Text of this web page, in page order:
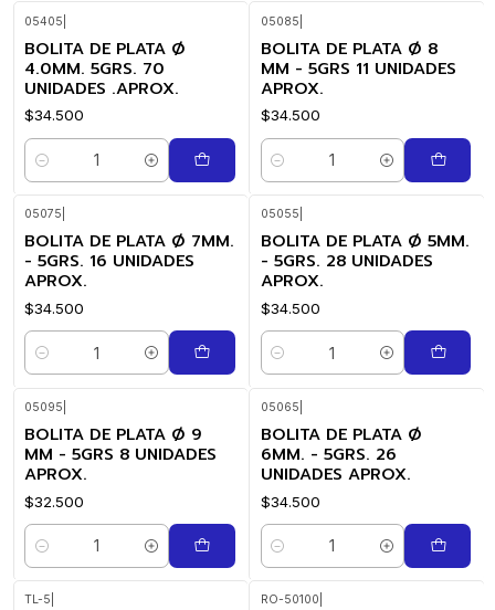
05405
BOLITA DE PLATA Ø
4.0MM. 5GRS. 70
UNIDADES .APROX.
$34.500
Cantidad
05085
BOLITA DE PLATA Ø 8
MM - 5GRS 11 UNIDADES
APROX.
$34.500
Cantidad
05075
BOLITA DE PLATA Ø 7MM.
- 5GRS. 16 UNIDADES
APROX.
$34.500
Cantidad
05055
BOLITA DE PLATA Ø 5MM.
- 5GRS. 28 UNIDADES
APROX.
$34.500
Cantidad
05095
BOLITA DE PLATA Ø 9
MM - 5GRS 8 UNIDADES
APROX.
$32.500
Cantidad
05065
BOLITA DE PLATA Ø
6MM. - 5GRS. 26
UNIDADES APROX.
$34.500
Cantidad
TL-5 RO-50100